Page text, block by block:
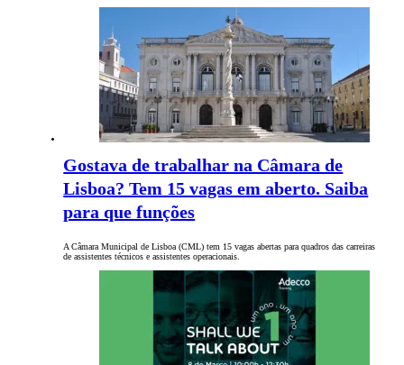
Gostava de trabalhar na Câmara de
Lisboa? Tem 15 vagas em aberto. Saiba
para que funções
A Câmara Municipal de Lisboa (CML) tem 15 vagas abertas para quadros das carreiras
de assistentes técnicos e assistentes operacionais.